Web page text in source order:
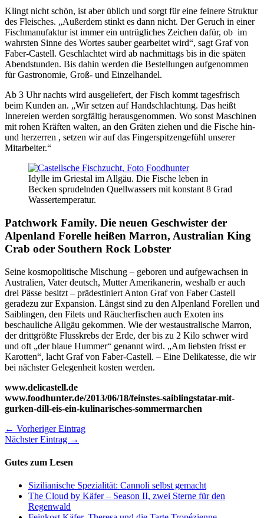
Klingt nicht schön, ist aber üblich und sorgt für eine feinere Struktur
des Fleisches. „Außerdem stinkt es dann nicht. Der Geruch in einer
Fischmanufaktur ist immer ein untrügliches Zeichen dafür, ob im
wahrsten Sinne des Wortes sauber gearbeitet wird“, sagt Graf von
Faber-Castell. Geschlachtet wird ab nachmittags bis in die späten
Abendstunden. Bis dahin werden die Bestellungen aufgenommen
für Gastronomie, Groß- und Einzelhandel.
Ab 3 Uhr nachts wird ausgeliefert, der Fisch kommt tagesfrisch
beim Kunden an. „Wir setzen auf Handschlachtung. Das heißt
Innereien werden sorgfältig herausgenommen. Wo sonst Maschinen
mit rohen Kräften walten, an den Gräten ziehen und die Fische hin-
und herzerren , setzen wir auf das Fingerspitzengefühl unserer
Mitarbeiter.“
Idylle im Griestal im Allgäu. Die Fische leben in
Becken sprudelnden Quellwassers mit konstant 8 Grad
Wassertemperatur.
Patchwork Family. Die neuen Geschwister der
Alpenland Forelle heißen Marron, Australian King
Crab oder Southern Rock Lobster
Seine kosmopolitische Mischung – geboren und aufgewachsen in
Australien, Vater deutsch, Mutter Amerikanerin, weshalb er auch
drei Pässe besitzt – prädestiniert Anton Graf von Faber Castell
geradezu zur Expansion. Längst sind zu den Alpenland Forellen und
Saiblingen, den Filets und Räucherfischen auch Exoten ins
beschauliche Allgäu gekommen. Wie der westaustralische Marron,
der drittgrößte Flusskrebs der Erde, der bis zu 2 Kilo schwer wird
und oft „der blaue Hummer“ genannt wird. „Am liebsten frisst er
Karotten“, lacht Graf von Faber-Castell. – Eine Delikatesse, die wir
bei nächster Gelegenheit kosten werden.
www.delicastell.de
www.foodhunter.de/2013/06/18/feinstes-saiblingstatar-mit-
gurken-dill-eis-ein-kulinarisches-sommermarchen
← Vorheriger Eintrag
Nächster Eintrag →
Gutes zum Lesen
Sizilianische Spezialität: Cannoli selbst gemacht
The Cloud by Käfer – Season II, zwei Sterne für den
Regenwald